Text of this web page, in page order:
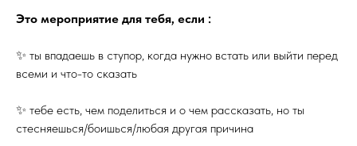
Это мероприятие для тебя, если :
✨ ты впадаешь в ступор, когда нужно встать или выйти перед
всеми и что-то сказать
✨ тебе есть, чем поделиться и о чем рассказать, но ты
стесняешься/боишься/любая другая причина